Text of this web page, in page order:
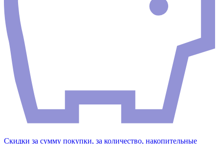
Скидки за сумму покупки, за количество, накопительные